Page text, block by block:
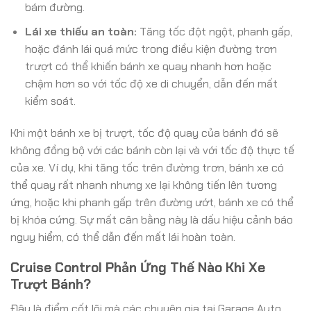
bám đường.
Lái xe thiếu an toàn: Tăng tốc đột ngột, phanh gấp,
hoặc đánh lái quá mức trong điều kiện đường trơn
trượt có thể khiến bánh xe quay nhanh hơn hoặc
chậm hơn so với tốc độ xe di chuyển, dẫn đến mất
kiểm soát.
Khi một bánh xe bị trượt, tốc độ quay của bánh đó sẽ
không đồng bộ với các bánh còn lại và với tốc độ thực tế
của xe. Ví dụ, khi tăng tốc trên đường trơn, bánh xe có
thể quay rất nhanh nhưng xe lại không tiến lên tương
ứng, hoặc khi phanh gấp trên đường ướt, bánh xe có thể
bị khóa cứng. Sự mất cân bằng này là dấu hiệu cảnh báo
nguy hiểm, có thể dẫn đến mất lái hoàn toàn.
Cruise Control Phản Ứng Thế Nào Khi Xe
Trượt Bánh?